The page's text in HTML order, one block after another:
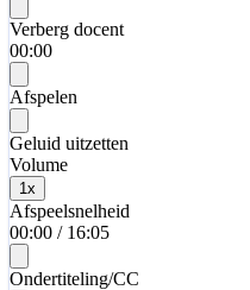
Verberg docent
00:00
Afspelen
Geluid uitzetten
Volume
1 x
Afspeelsnelheid
00:00 / 16:05
Ondertiteling/CC